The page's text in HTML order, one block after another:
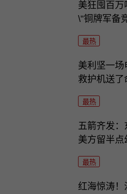
美狂囤百万
\"铜牌军备
最热
美利坚一场
救护机送了
最热
五箭齐发
美方留半点
最热
红海惊涛！